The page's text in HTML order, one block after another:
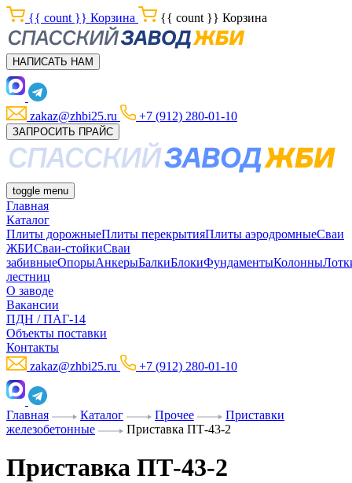
{{ count }} Корзина {{ count }} Корзина
НАПИСАТЬ НАМ
zakaz@zhbi25.ru +7 (912) 280-01-10
ЗАПРОСИТЬ ПРАЙС
toggle menu
Главная
Каталог
Плиты дорожныеПлиты перекрытияПлиты аэродромныеСваи
ЖБИСваи-стойкиСваи
забивныеОпорыАнкерыБалкиБлокиФундаментыКолонны
лестниц
О заводе
Вакансии
ПДН / ПАГ-14
Объекты поставки
Контакты
zakaz@zhbi25.ru
+7 (912) 280-01-10
Главная Каталог Прочее
Приставки
железобетонные
Приставка ПТ-43-2
Приставка ПТ-43-2